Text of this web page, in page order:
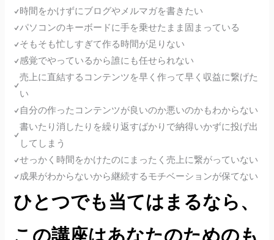
時間をかけずにブログやメルマガを書きたい
パソコンのキーボードに手を乗せたまま固まっている
そもそも忙しすぎて作る時間が足りない
感覚でやっているから誰にも任せられない
売上に直結するコンテンツを早く作って早く収益に繋げた
い
自分の作ったコンテンツが良いのか悪いのかもわからない
書いたり消したりを繰り返すばかりで納得いかずに投げ出
してしまう
せっかく時間をかけたのにまったく売上に繋がっていない
成果がわからないから継続するモチベーションが保てない
ひとつでも当てはまるなら、
この講座はあなたのためのも